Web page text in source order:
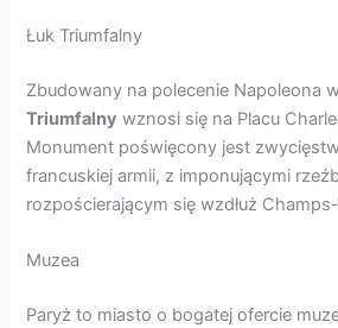
Łuk Triumfalny
Zbudowany na polecenie Napoleona
Triumfalny wznosi się na Placu
Monument poświęcony jest
francuskiej armii, z imponującymi
rozpościerającym się wzdłuż
Muzea
Paryż to miasto o bogatej ofercie